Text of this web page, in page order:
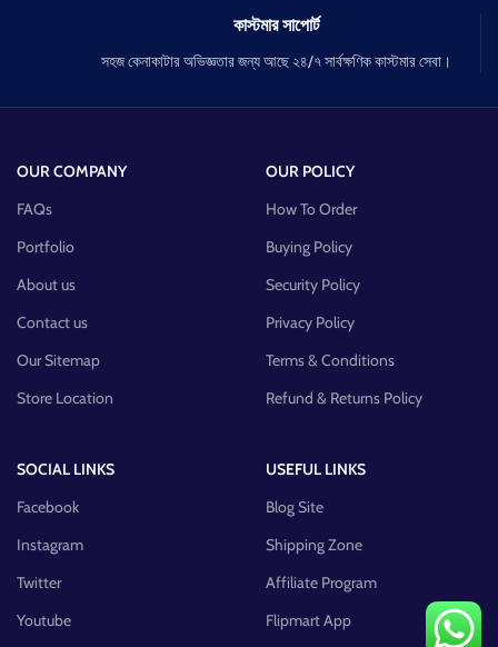
কাস্টমার সাপোর্ট
সহজ কেনাকাটার অভিজ্ঞতার জন্য আছে ২৪/৭ সার্বক্ষণিক কাস্টমার সেবা।
OUR COMPANY
FAQs
Portfolio
About us
Contact us
Our Sitemap
Store Location
OUR POLICY
How To Order
Buying Policy
Security Policy
Privacy Policy
Terms & Conditions
Refund & Returns Policy
SOCIAL LINKS
Facebook
Instagram
Twitter
Youtube
USEFUL LINKS
Blog Site
Shipping Zone
Affiliate Program
Flipmart App